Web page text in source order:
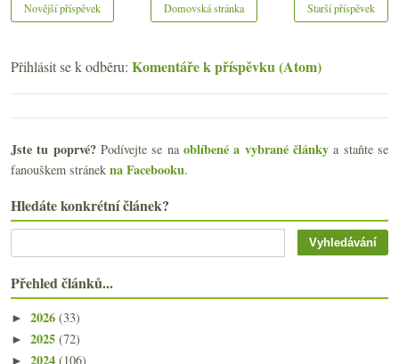
Novější příspěvek Starší příspěvek
Domovská stránka
Přihlásit se k odběru: Komentáře k příspěvku (Atom)
Jste tu poprvé?Podívejte se naoblíbené a vybrané články a staňte se
fanouškem stránek na Facebooku.
Hledáte konkrétní článek?
Přehled článků...
► 2026 (33)
► 2025 (72)
► 2024 (106)